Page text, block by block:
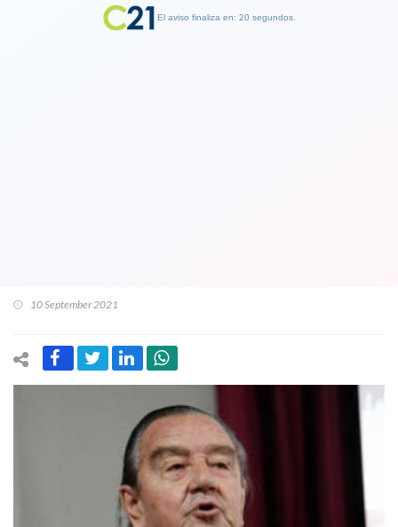
10 September 2021
El aviso finaliza en: 19 segundos.